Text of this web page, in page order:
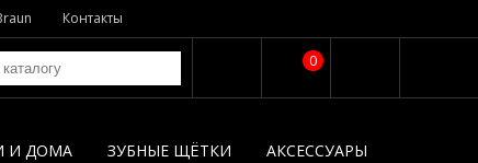
Контакты
0
И ДОМА ЗУБНЫЕ ЩЁТКИ АКСЕССУАРЫ